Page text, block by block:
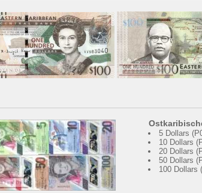
5 Dollars
10 Dollars
20 Dollars
50 Dollars
100 Dollars